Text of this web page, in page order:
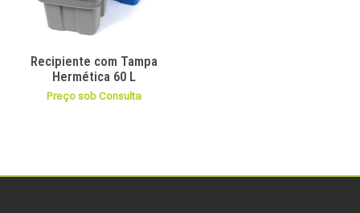
Recipiente com Tampa
Hermética 60 L
Preço sob Consulta